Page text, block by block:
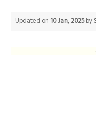
Updated on 10 Jan, 2025by